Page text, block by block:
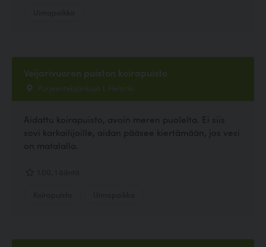
Veijarivuoren puiston koirapuisto
Purjeentekijänkuja 1, Helsinki
Aidattu koirapuisto, avoin meren puolelta. Ei siis
sovi karkailijoille, aidan pääsee kiertämään, jos vesi
on matalalla.